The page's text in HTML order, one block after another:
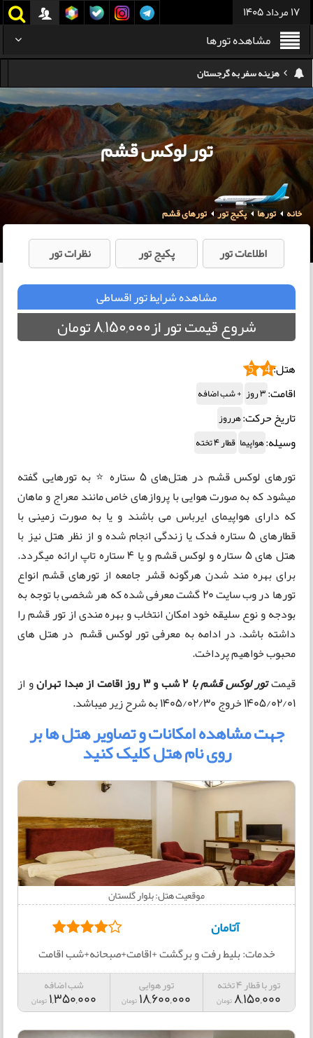
17 مرداد 1405
مشاهده تورها
هزینه سفر به تایلند
کدام هواپیمایی کدام ترمینال مهرآباد؟
استرداد بلیط هواپیما در شرایط جنگی
هزینه تفریحات استانبول ۲۰۲۵
سفر به ارمنستان | دیدنی‌ها و تجربیات جذاب
معرفی بهترین غذاهای محلی و خیابانی دبی
هزینه سفر به گرجستان
تور لوکس قشم
خانه تورها پکیج تور تورهای قشم
اطلاعات تور پکیج تور نظرات تور
مشاهده شرایط تور اقساطی
شروع قیمت تور از8,150,000 تومان
هتل: 4
5
اقامت:3 روز + شب اضافه
تاریخ حرکت:هرروز
وسیله:هواپیما قطار 4 تخته
تورهای لوکس قشم در هتل‌های 5 ستاره ⭐ به تورهایی گفته
میشود که به صورت هوایی با پروازهای خاص مانند معراج و ماهان
که دارای هواپیمای ایرباس می باشند و یا به صورت زمینی با
قطارهای 5 ستاره فدک یا زندگی انجام شده و از نظر هتل نیز با
هتل های 5 ستاره و لوکس قشم و یا 4 ستاره تاپ ارائه میگردد.
برای بهره مند شدن هرگونه قشر جامعه از تورهای قشم انواع
تورها در وب سایت 20 گشت معرفی شده که هر شخصی با توجه به
بودجه و نوع سلیقه خود امکان انتخاب و بهره مندی از تور قشم را
داشته باشد. در ادامه به معرفی تور لوکس قشم در هتل های
محبوب خواهیم پرداخت.
قیمتتور لوکس قشم با2 شب و 3 روز اقامتاز مبدا تهرانو از
1405/02/01 خروج 1405/02/30 به شرح زیر میباشد.
جهت مشاهده امکانات و تصاویر هتل ها بر
روی نام هتل کلیک کنید
موقعیت هتل: بلوار گلستان
آتامان
خدمات: بلیط رفت و برگشت +اقامت+صبحانه+شب اقامت
تور با قطار 4 تخته
8,150,000 تومان
تور هوایی
18,600,000 تومان
شب اضافه
1,350,000 تومان